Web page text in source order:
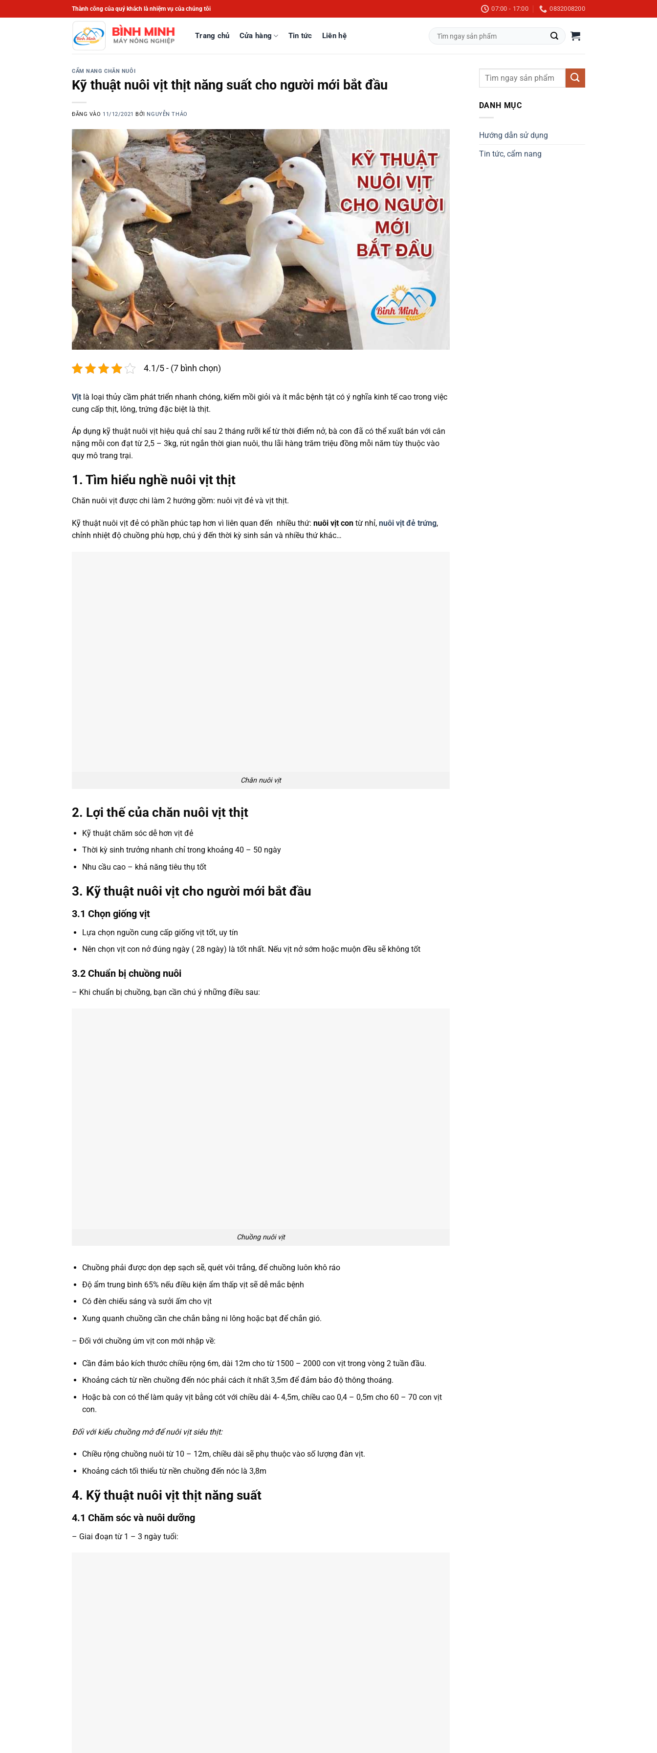
qua
Thành công của quý khách là nhiệm vụ của chúng tôi 07:00 - 17:00 0832008200
Trang chủ Cửa hàng Tin tức Liên hệ
Tìm
kiếm:
CẨM NANG CHĂN NUÔI
Kỹ thuật nuôi vịt thịt năng suất cho người mới bắt đầu
ĐĂNG VÀO 11/12/2021 BỞI NGUYỄN THẢO
4.1/5 - (7 bình chọn)
Vịt là loại thủy cầm phát triển nhanh chóng, kiếm mồi giỏi và ít mắc bệnh tật có ý nghĩa kinh tế cao trong việc
cung cấp thịt, lông, trứng đặc biệt là thịt.
Áp dụng kỹ thuật nuôi vịt hiệu quả chỉ sau 2 tháng rưỡi kể từ thời điểm nở, bà con đã có thể xuất bán với cân
nặng mỗi con đạt từ 2,5 – 3kg, rút ngắn thời gian nuôi, thu lãi hàng trăm triệu đồng mỗi năm tùy thuộc vào
quy mô trang trại.
1. Tìm hiểu nghề nuôi vịt thịt
Chăn nuôi vịt được chi làm 2 hướng gồm: nuôi vịt đẻ và vịt thịt.
Kỹ thuật nuôi vịt đẻ có phần phúc tạp hơn vì liên quan đến nhiều thứ: nuôi vịt con từ nhỉ, nuôi vịt đẻ trứng,
chỉnh nhiệt độ chuồng phù hợp, chú ý đến thời kỳ sinh sản và nhiều thứ khác…
Chăn nuôi vịt
2. Lợi thế của chăn nuôi vịt thịt
Kỹ thuật chăm sóc dễ hơn vịt đẻ
Thời kỳ sinh trưởng nhanh chỉ trong khoảng 40 – 50 ngày
Nhu cầu cao – khả năng tiêu thụ tốt
3. Kỹ thuật nuôi vịt cho người mới bắt đầu
3.1 Chọn giống vịt
Lựa chọn nguồn cung cấp giống vịt tốt, uy tín
Nên chọn vịt con nở đúng ngày ( 28 ngày) là tốt nhất. Nếu vịt nở sớm hoặc muộn đều sẽ không tốt
3.2 Chuẩn bị chuồng nuôi
– Khi chuẩn bị chuồng, bạn cần chú ý những điều sau:
Chuồng nuôi vịt
Chuồng phải được dọn dẹp sạch sẽ, quét vôi trắng, để chuồng luôn khô ráo
Độ ẩm trung bình 65% nếu điều kiện ẩm thấp vịt sẽ dễ mắc bệnh
Có đèn chiếu sáng và sưởi ấm cho vịt
Xung quanh chuồng cần che chắn bằng ni lông hoặc bạt để chắn gió.
– Đối với chuồng úm vịt con mới nhập về:
Cần đảm bảo kích thước chiều rộng 6m, dài 12m cho từ 1500 – 2000 con vịt trong vòng 2 tuần đầu.
Khoảng cách từ nền chuồng đến nóc phải cách ít nhất 3,5m để đảm bảo độ thông thoáng.
Hoặc bà con có thể làm quây vịt bằng cót với chiều dài 4- 4,5m, chiều cao 0,4 – 0,5m cho 60 – 70 con vịt
con.
Đối với kiểu chuồng mở để nuôi vịt siêu thịt:
Chiều rộng chuồng nuôi từ 10 – 12m, chiều dài sẽ phụ thuộc vào số lượng đàn vịt.
Khoảng cách tối thiểu từ nền chuồng đến nóc là 3,8m
4. Kỹ thuật nuôi vịt thịt năng suất
4.1 Chăm sóc và nuôi dưỡng
– Giai đoạn từ 1 – 3 ngày tuổi:
DANH MỤC
Hướng dẫn sử dụng
Tin tức, cẩm nang